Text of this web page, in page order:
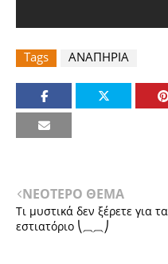
Tags ΑΝΑΠΗΡΙΑ
ΝΕΟΤΕΡΟ ΘΕΜΑ
Τι μυστικά δεν ξέρετε για τα
εστιατόριο ⎝⏠⏠⎠